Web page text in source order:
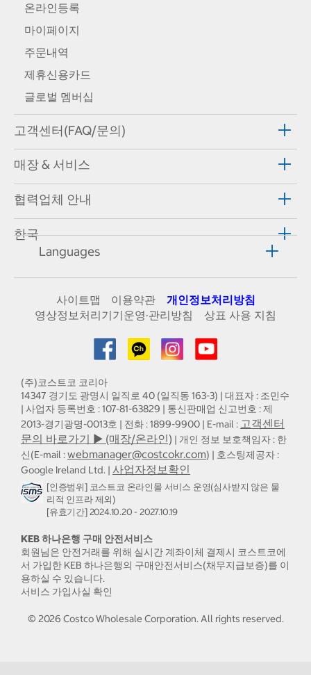
온라인등록
마이페이지
주문내역
제휴신용카드
글로벌 멤버십
고객센터(FAQ/문의)
매장 & 서비스
협력업체 안내
한국
Languages
사이트맵 이용약관
개인정보처리방침
영상정보처리기기운영·관리방침
상표 사용 지침
(주)코스트코 코리아
14347 경기도 광명시 일직로 40 (일직동 163-3) | 대표자 : 조민수
| 사업자 등록번호 : 107-81-63829 | 통신판매업 신고번호 : 제
2013-경기광명-0013호 | 전화 : 1899-9900 | E-mail : 고객센터
문의 바로가기 ▶ (매장/온라인) | 개인 정보 보호책임자 : 한
신(E-mail :webmanager@costcokr.com) | 호스팅제공자 :
Google Ireland Ltd. | 사업자정보확인
[인증범위] 코스트코 온라인몰 서비스 운영(심사받지 않은 물
리적 인프라 제외)
[유효기간] 2024.10.20 - 2027.10.19
KEB 하나은행 구매 안전서비스
회원님은 안전거래를 위해 실시간 계좌이체 결제시 코스트코에
서 가입한 KEB 하나은행의 구매안전서비스(채무지급보증)를 이
용하실 수 있습니다.
서비스 가입사실 확인
© 2026 Costco Wholesale Corporation. All rights reserved.